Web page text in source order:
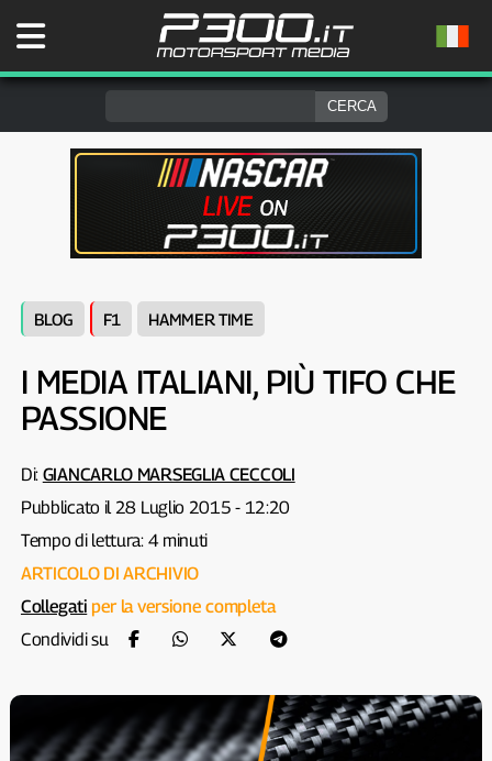
BLOG F1 HAMMER TIME
I MEDIA ITALIANI, PIÙ TIFO CHE
PASSIONE
Di: GIANCARLO MARSEGLIA CECCOLI
Pubblicato il 28 Luglio 2015 - 12:20
Tempo di lettura: 4 minuti
ARTICOLO DI ARCHIVIO
Collegati per la versione completa
Condividi su